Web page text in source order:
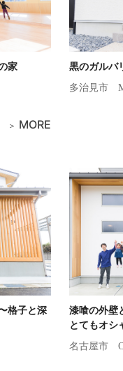
家
MORE
黒のガルバ
多治見市
格子と深
漆喰の外壁
とてもオシ
名古屋市